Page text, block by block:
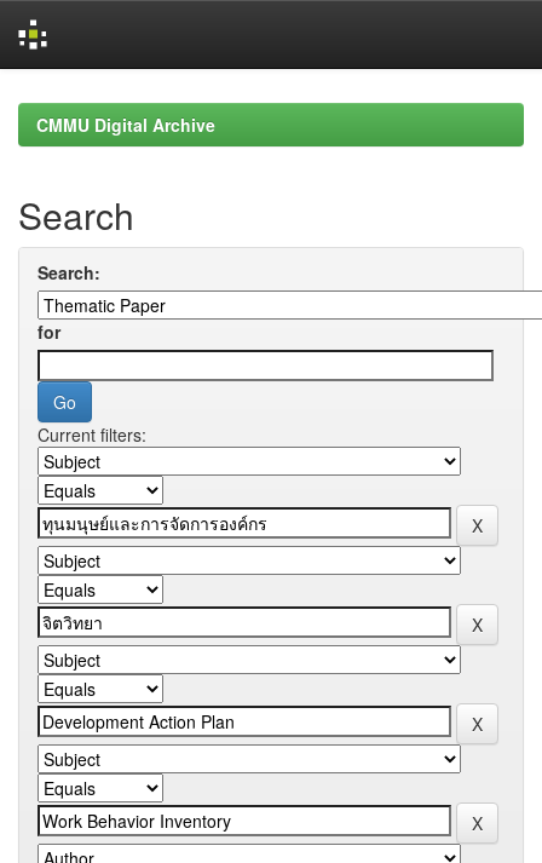
navigationCMMU Digital Archive
Search
Search:
for
Current filters: